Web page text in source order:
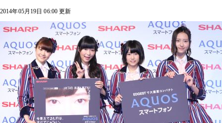
2014年05月19日 06:00 更新